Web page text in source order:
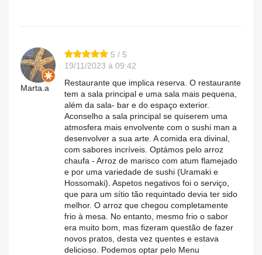
Marta.a
5 / 5
19/11/2023 à 09:42
Restaurante que implica reserva. O restaurante
tem a sala principal e uma sala mais pequena,
além da sala- bar e do espaço exterior.
Aconselho a sala principal se quiserem uma
atmosfera mais envolvente com o sushi man a
desenvolver a sua arte. A comida era divinal,
com sabores incríveis. Optámos pelo arroz
chaufa - Arroz de marisco com atum flamejado
e por uma variedade de sushi (Uramaki e
Hossomaki). Aspetos negativos foi o serviço,
que para um sítio tão requintado devia ter sido
melhor. O arroz que chegou completamente
frio à mesa. No entanto, mesmo frio o sabor
era muito bom, mas fizeram questão de fazer
novos pratos, desta vez quentes e estava
delicioso. Podemos optar pelo Menu